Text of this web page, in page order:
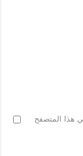
هذا المتصفح